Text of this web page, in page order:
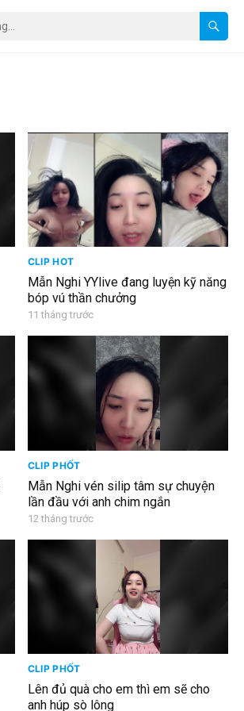
CLIP HOT
Mẫn Nghi YYlive đang luyện kỹ năng
bóp vú thần chưởng
11 tháng trước
CLIP PHỐT
Mẫn Nghi vén silip tâm sự chuyện
lần đầu với anh chim ngắn
12 tháng trước
CLIP PHỐT
Lên đủ quà cho em thì em sẽ cho
anh húp sò lông